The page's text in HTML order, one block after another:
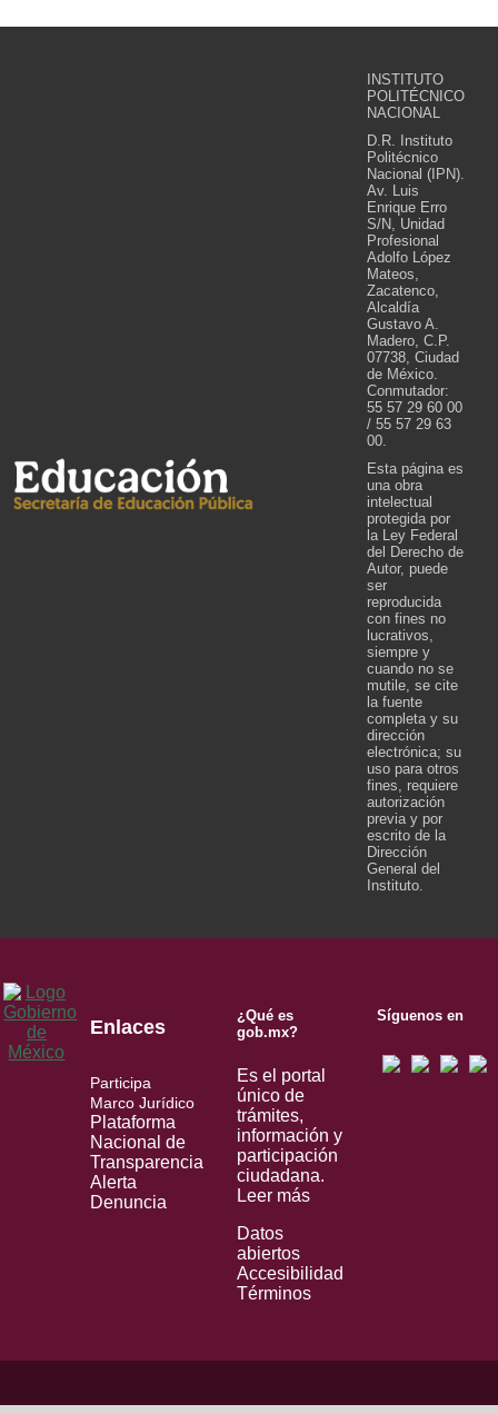
INSTITUTO
POLITÉCNICO
NACIONAL
D.R. Instituto
Politécnico
Nacional (IPN).
Av. Luis
Enrique Erro
S/N, Unidad
Profesional
Adolfo López
Mateos,
Zacatenco,
Alcaldía
Gustavo A.
Madero, C.P.
07738, Ciudad
de México.
Conmutador:
55 57 29 60 00
/ 55 57 29 63
00.
Esta página es
una obra
intelectual
protegida por
la Ley Federal
del Derecho de
Autor, puede
ser
reproducida
con fines no
lucrativos,
siempre y
cuando no se
mutile, se cite
la fuente
completa y su
dirección
electrónica; su
uso para otros
fines, requiere
autorización
previa y por
escrito de la
Dirección
General del
Instituto.
Enlaces
Participa
Marco Jurídico
Plataforma
Nacional de
Transparencia
Alerta
Denuncia
¿Qué es
gob.mx?
Es el portal
único de
trámites,
información y
participación
ciudadana.
Leer más
Datos
abiertos
Accesibilidad
Términos
Síguenos en